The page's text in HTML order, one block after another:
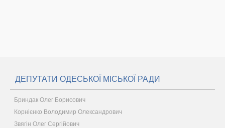
ДЕПУТАТИ ОДЕСЬКОЇ МІСЬКОЇ РАДИ
Бриндак Олег Борисович
Корнієнко Володимир Олександрович
Звягін Олег Сергійович